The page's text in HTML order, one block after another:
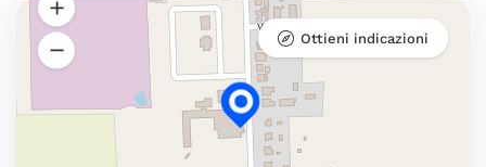
Ottieni indicazioni